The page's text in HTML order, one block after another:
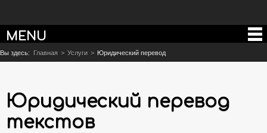
MENU
Вы здесь: Главная > Услуги > Юридический перевод
Юридический перевод
текстов